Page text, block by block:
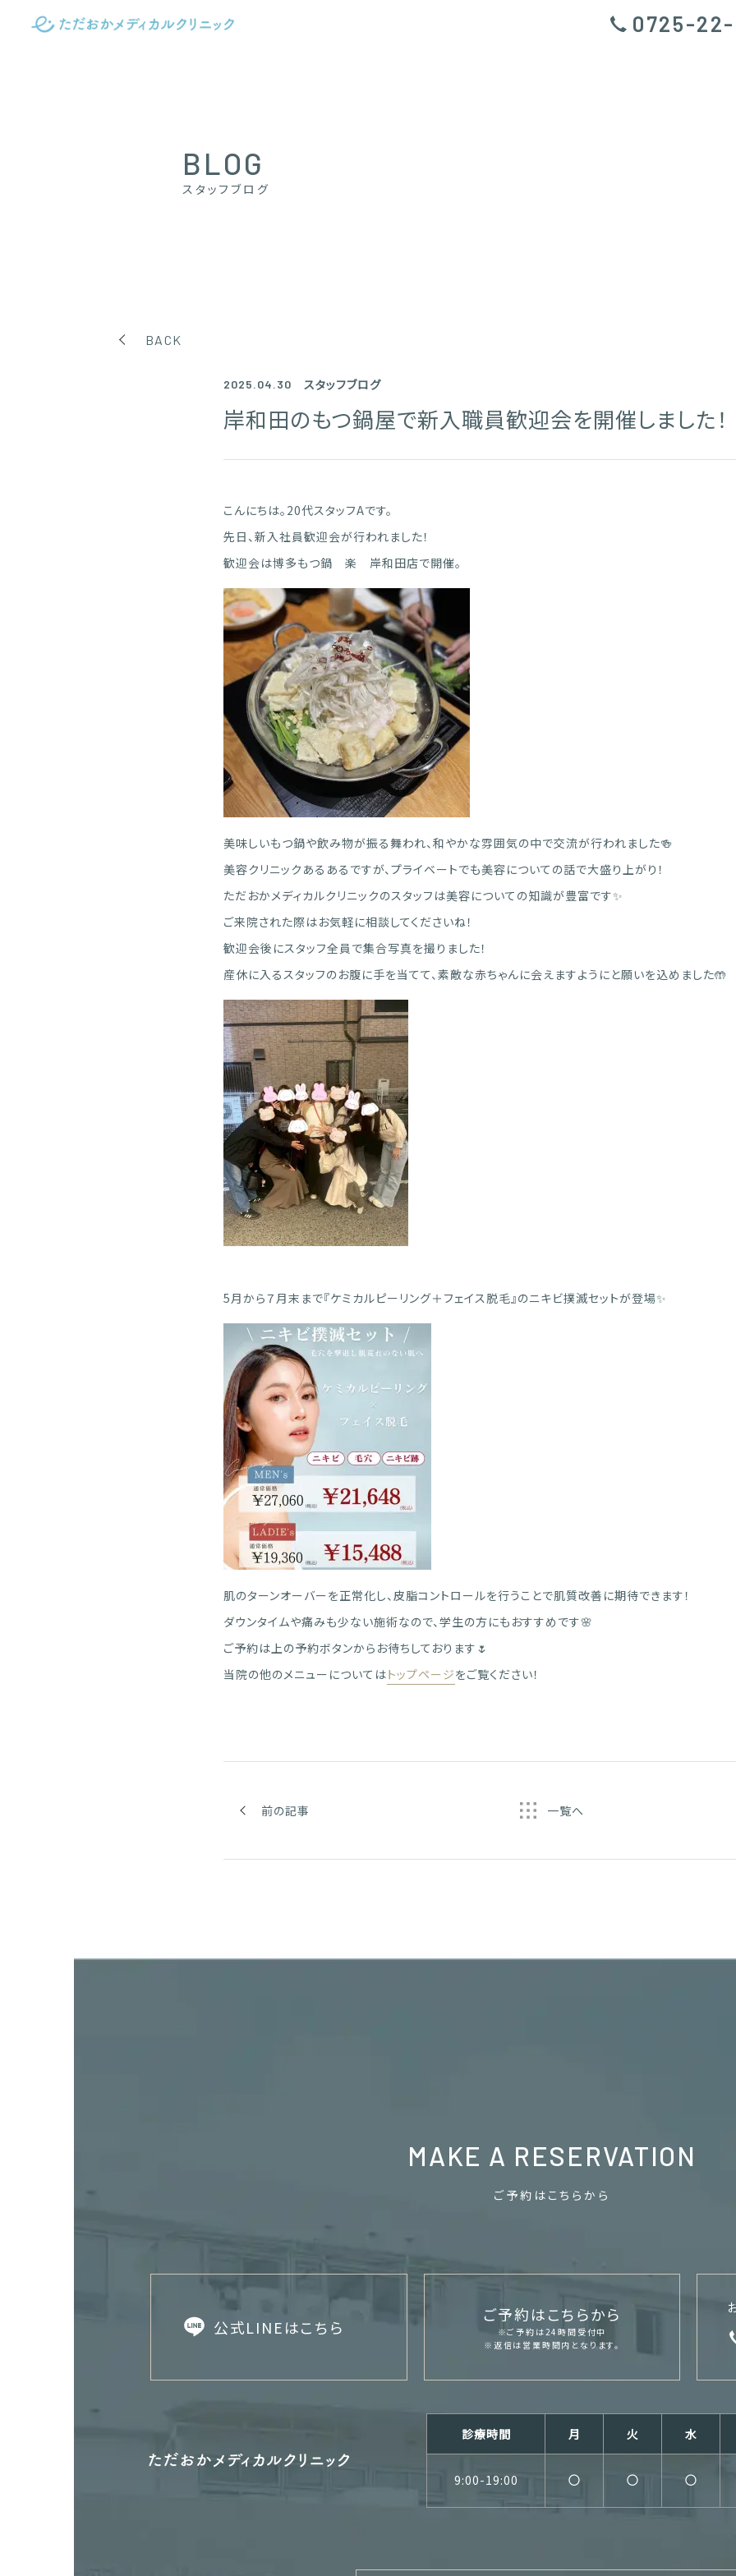
0725-22-
BLOG
スタッフブログ
BACK
2025.04.30 スタッフブログ
岸和田のもつ鍋屋で新入職員歓迎会を開催しました！
こんにちは。20代スタッフAです。
先日、新入社員歓迎会が行われました！
歓迎会は博多もつ鍋 楽 岸和田店で開催。
美味しいもつ鍋や飲み物が振る舞われ、和やかな雰囲気の中で交流が行われました🍻
美容クリニックあるあるですが、プライベートでも美容についての話で大盛り上がり！
ただおかメディカルクリニックのスタッフは美容についての知識が豊富です✨
ご来院された際はお気軽に相談してくださいね！
歓迎会後にスタッフ全員で集合写真を撮りました！
産休に入るスタッフのお腹に手を当てて、素敵な赤ちゃんに会えますようにと願いを込めました🤲
5月から７月末まで『ケミカルピーリング＋フェイス脱毛』のニキビ撲滅セットが登場✨
肌のターンオーバーを正常化し、皮脂コントロールを行うことで肌質改善に期待できます！
ダウンタイムや痛みも少ない施術なので、学生の方にもおすすめです🌸
ご予約は上の予約ボタンからお待ちしております🌷
当院の他のメニューについてはトップページをご覧ください！
前の記事 一覧へ
MAKE A RESERVATION
ご予約はこちらから
公式LINEはこちら
ご予約はこちらから
※ご予約は24時間受付中
※返信は営業時間内となります。
診療時間 月 火 水
9:00-19:00 ○ ○ ○